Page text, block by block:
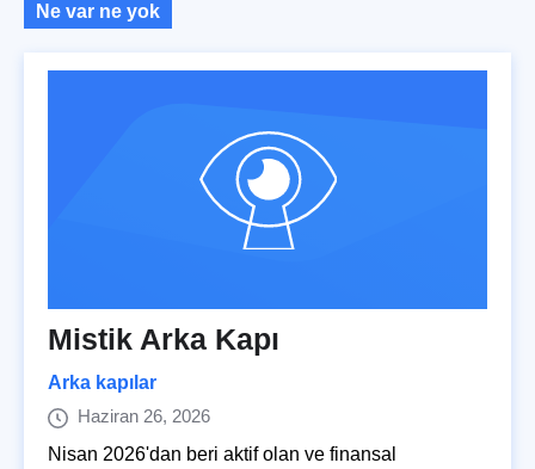
Ne var ne yok
Mistik Arka Kapı
Arka kapılar
Haziran 26, 2026
Nisan 2026'dan beri aktif olan ve finansal